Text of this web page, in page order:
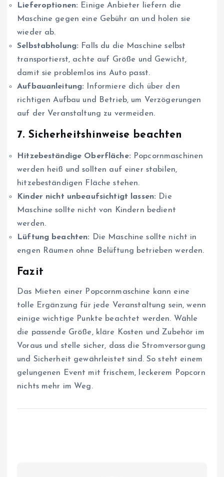
Lieferoptionen: Einige Anbieter liefern die
Maschine gegen eine Gebühr an und holen sie
wieder ab.
Selbstabholung: Falls du die Maschine selbst
transportierst, achte auf Größe und Gewicht,
damit sie problemlos ins Auto passt.
Aufbauanleitung: Informiere dich über den
richtigen Aufbau und Betrieb, um Verzögerungen
auf der Veranstaltung zu vermeiden.
7. Sicherheitshinweise beachten
Hitzebeständige Oberfläche: Popcornmaschinen
werden heiß und sollten auf einer stabilen,
hitzebeständigen Fläche stehen.
Kinder nicht unbeaufsichtigt lassen: Die
Maschine sollte nicht von Kindern bedient
werden.
Lüftung beachten: Die Maschine sollte nicht in
engen Räumen ohne Belüftung betrieben werden.
Fazit
Das Mieten einer Popcornmaschine kann eine
tolle Ergänzung für jede Veranstaltung sein, wenn
einige wichtige Punkte beachtet werden. Wähle
die passende Größe, kläre Kosten und Zubehör im
Voraus und stelle sicher, dass die Stromversorgung
und Sicherheit gewährleistet sind. So steht einem
gelungenen Event mit frischem, leckerem Popcorn
nichts mehr im Weg.